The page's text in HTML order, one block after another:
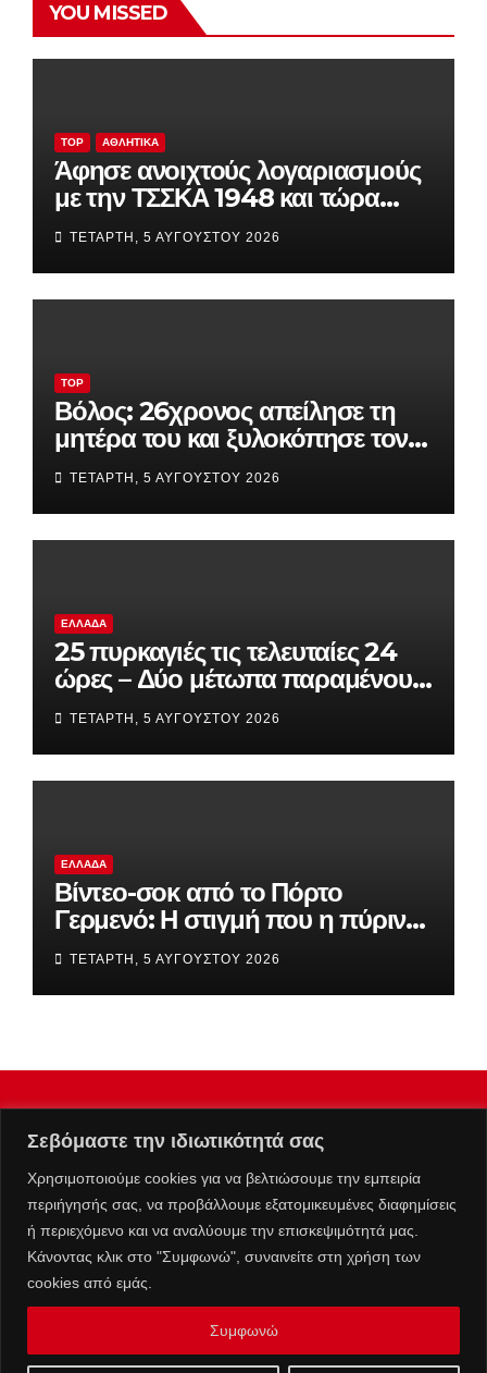
Σεβόμαστε την ιδιωτικότητά σας
Χρησιμοποιούμε cookies για να βελτιώσουμε την εμπειρία
περιήγησής σας, να προβάλλουμε εξατομικευμένες διαφημίσεις
ή περιεχόμενο και να αναλύουμε την επισκεψιμότητά μας.
Κάνοντας κλικ στο "Συμφωνώ", συναινείτε στη χρήση των
cookies από εμάς.
Συμφωνώ
YOU MISSED
TOP ΑΘΛΗΤΙΚΆ
Άφησε ανοιχτούς λογαριασμούς
με την ΤΣΣΚΑ 1948 και τώρα
παίζει τα πάντα στη Βουλγαρία
ΤΕΤΆΡΤΗ, 5 ΑΥΓΟΎΣΤΟΥ 2026
TOP
Βόλος: 26χρονος απείλησε τη
μητέρα του και ξυλοκόπησε τον
αδελφό του – «Θα σε σφάξω»
ΤΕΤΆΡΤΗ, 5 ΑΥΓΟΎΣΤΟΥ 2026
ΕΛΛΆΔΑ
25 πυρκαγιές τις τελευταίες 24
ώρες – Δύο μέτωπα παραμένουν
ενεργά
ΤΕΤΆΡΤΗ, 5 ΑΥΓΟΎΣΤΟΥ 2026
ΕΛΛΆΔΑ
Βίντεο-σοκ από το Πόρτο
Γερμενό: Η στιγμή που η πύρινη
λαίλαπα «καταπίνει» τον οικισμό
ΤΕΤΆΡΤΗ, 5 ΑΥΓΟΎΣΤΟΥ 2026
info@kolafos.gr